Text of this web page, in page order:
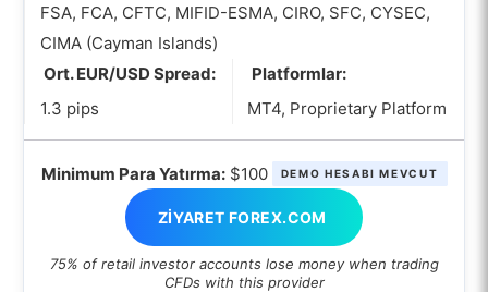
FSA, FCA, CFTC, MIFID-ESMA, CIRO, SFC, CYSEC,
CIMA (Cayman Islands)
Ort. EUR/USD Spread:
1.3 pips
Platformlar:
MT4, Proprietary Platform
Minimum Para Yatırma:$100 DEMO HESABI MEVCUT
ZIYARET FOREX.COM
75% of retail investor accounts lose money when trading
CFDs with this provider